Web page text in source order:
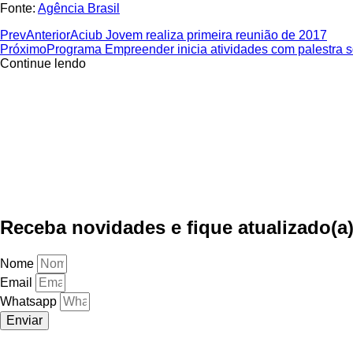
Fonte: Agência Brasil
PrevAnteriorAciub Jovem realiza primeira reunião de 2017
PróximoPrograma Empreender inicia atividades com palestra
Continue lendo
Receba novidades e fique atualizado(a)
Nome
Email
Whatsapp
Enviar